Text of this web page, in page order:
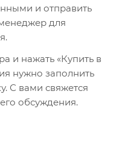
и отправить
для
и нажать «Купить в
нужно заполнить
С вами свяжется
обсуждения.